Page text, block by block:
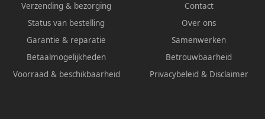
Verzending & bezorging
Status van bestelling
Garantie & reparatie
Betaalmogelijkheden
Voorraad & beschikbaarheid
Contact
Over ons
Samenwerken
Betrouwbaarheid
Privacybeleid & Disclaimer